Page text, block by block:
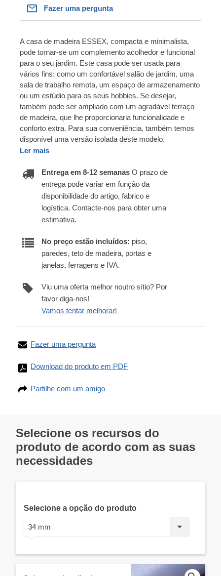
Fazer uma pergunta
A casa de madeira ESSEX, compacta e minimalista,
pode tornar-se um complemento acolhedor e funcional
para o seu jardim. Este casa pode ser usada para
vários fins: como um confortável salão de jardim, uma
sala de trabalho remota, um espaço de armazenamento
ou um estúdio para os seus hobbies. Se desejar,
também pode ser ampliado com um agradável terraço
de madeira, que lhe proporcionaria funcionalidade e
conforto extra. Para sua conveniência, também temos
disponível uma versão isolada deste modelo.
Ler mais
Entrega em 8-12 semanas O prazo de
entrega pode variar em função da
disponibilidade do artigo, fabrico e
logística. Contacte-nos para obter uma
estimativa.
No preço estão incluídos: piso,
paredes, teto de madeira, portas e
janelas, ferragens e IVA.
Viu uma oferta melhor noutro sítio? Por
favor diga-nos!
Vamos tentar melhorar!
Fazer uma pergunta
Download do produto em PDF
Partilhe com um amigo
Selecione os recursos do
produto de acordo com as suas
necessidades
Selecione a opção do produto
34 mm